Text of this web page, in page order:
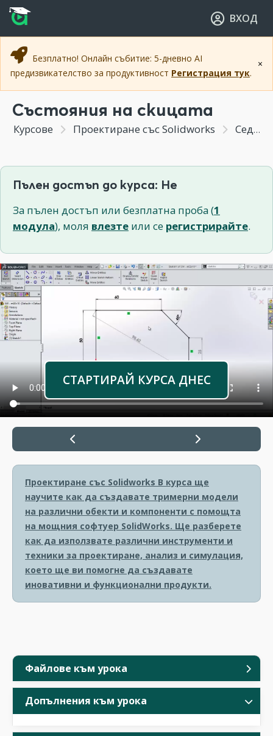
Прескочи към основното съдържание
Прескочи към навигацията
ВХОД
×
Безплатно! Онлайн събитие: 5-дневно AI
предизвикателство за продуктивност Регистрация тук.
Файлове към урока
Допълнения към урока
Състояния на скицата
Курсове Проектиране със Solidworks Седмица 2 - Скициране (Sketching) – основни инструменти и техники - Част 1
Пълен достъп до курса: Не
За пълен достъп или безплатна проба (1
модула), моля влезте или се регистрирайте.
СТАРТИРАЙ КУРСА ДНЕС
Проектиране със Solidworks В курса ще
научите как да създавате тримерни модели
на различни обекти и компоненти с помощта
на мощния софтуер SolidWorks. Ще разберете
как да използвате различни инструменти и
техники за проектиране, анализ и симулация,
което ще ви помогне да създавате
иновативни и функционални продукти.